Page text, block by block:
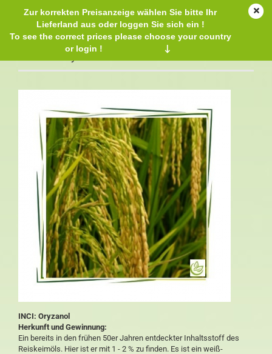
Zur korrekten Preisanzeige wählen Sie bitte Ihr
Lieferland aus oder loggen Sie sich ein !
To see the correct prices please choose your country
or login !
↓
Gamma-Oryzanol
INCI: Oryzanol
Herkunft und Gewinnung:
Ein bereits in den frühen 50er Jahren entdeckter Inhaltsstoff des
Reiskeimöls. Hier ist er mit 1 - 2 % zu finden. Es ist ein weiß-